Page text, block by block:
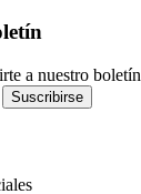
a nuestro boletín
Suscribirse